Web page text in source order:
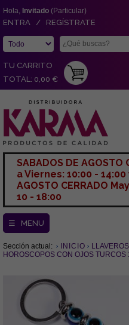
Hola, Invitado (Particular)
ENTRA / REGÍSTRATE
TU CARRITO
TOTAL: 0,00 €
SABADOS DE
a Viernes: 10:00 - 14:00
AGOSTO CERRADO
10 - 18:00
☰ MENU
Sección actual: INICIO LLAVEROS
HOROSCOPOS CON OJOS TURCOS